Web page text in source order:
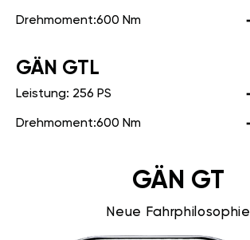
Drehmoment:600 Nm
GÄN GTL
Leistung: 256 PS
Drehmoment:600 Nm
GÄN GT
Neue Fahrphilosophie